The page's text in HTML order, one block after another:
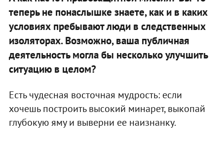
теперь не понаслышке знаете, как и в каких
условиях пребывают люди в следственных
изоляторах. Возможно, ваша публичная
деятельность могла бы несколько улучшить
ситуацию в целом?
Есть чудесная восточная мудрость: если
хочешь построить высокий минарет, выкопай
глубокую яму и выверни ее наизнанку.